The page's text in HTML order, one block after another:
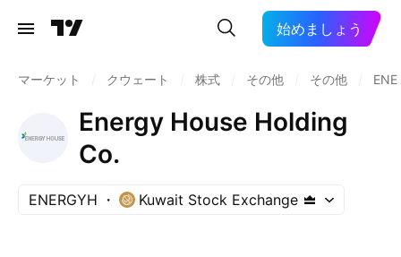
始めましょう
マーケット クウェート 株式 その他 その他
Energy House Holding
Co.
ENERGYH Kuwait Stock Exchange